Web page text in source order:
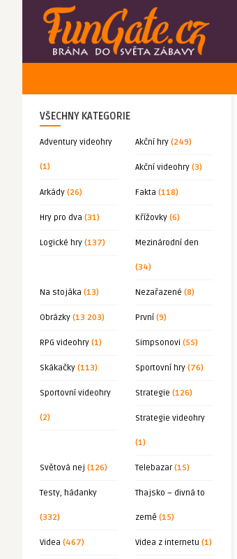
VŠECHNY KATEGORIE
Adventury videohry
(1)
Akční hry (249)
Akční videohry (3)
Arkády (26) Fakta (118)
Hry pro dva (31) Křížovky (6)
Logické hry (137) Mezinárodní den
(34)
Na stojáka (13) Nezařazené (8)
Obrázky (13 203) První (9)
RPG videohry (1) Simpsonovi (55)
Skákačky (113) Sportovní hry (76)
Sportovní videohry
(2)
Strategie (126)
Strategie videohry
(1)
Světová nej (126) Telebazar(15)
Testy, hádanky
(332)
Thajsko – divná to
země (15)
Videa (467) Videa z internetu (1)